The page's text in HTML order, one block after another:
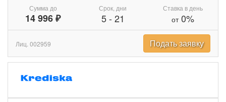
Сумма до
14 996 ₽
Срок, дни
5- 21
Ставка в день
от0%
Лиц. 002959 Подать заявку